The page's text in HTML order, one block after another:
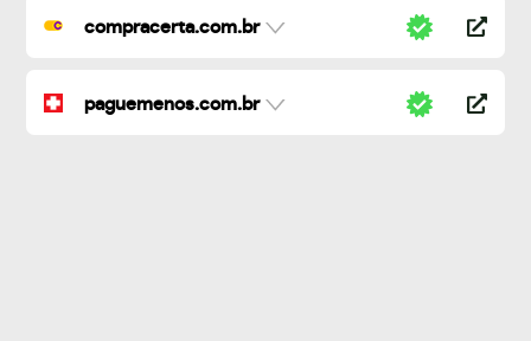
compracerta.com.br
paguemenos.com.br